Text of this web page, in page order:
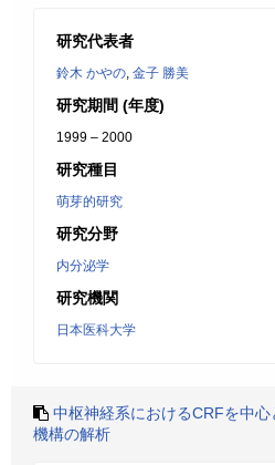
研究代表者
鈴木 かやの, 金子 勝美
研究期間 (年度)
1999 – 2000
研究種目
萌芽的研究
研究分野
内分泌学
研究機関
日本医科大学
中枢神経系におけるCRFを中
機構の解析